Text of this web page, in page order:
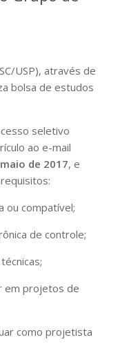
USP), através de
bolsa de estudos
seletivo
ao e-mail
de 2017, e
ou compatível;
de controle;
em projetos de
como projetista